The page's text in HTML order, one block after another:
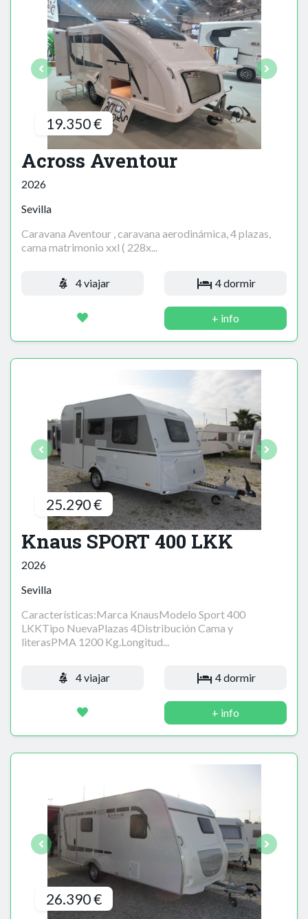
19.350 €
Across Aventour
2026
Sevilla
Caravana Aventour , caravana aerodinámica, 4 plazas,
cama matrimonio xxl ( 228x...
4 viajar 4 dormir
+ info
25.290 €
Knaus SPORT 400 LKK
2026
Sevilla
Características:Marca KnausModelo Sport 400
LKKTipo NuevaPlazas 4Distribución Cama y
literasPMA 1200 Kg.Longitud...
4 viajar 4 dormir
+ info
26.390 €